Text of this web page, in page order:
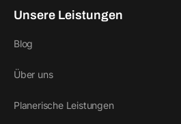
Unsere Leistungen
Blog
Über uns
Planerische Leistungen